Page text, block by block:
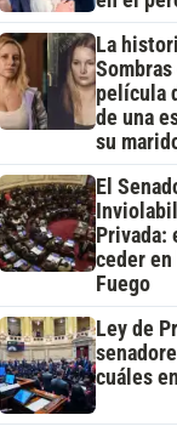
La
película
de una
su
El
Privada:
ceder en
Fuego
Ley de
cuáles